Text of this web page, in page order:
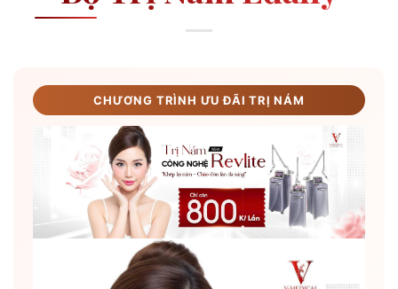
CHƯƠNG TRÌNH ƯU ĐÃI TRỊ NÁM